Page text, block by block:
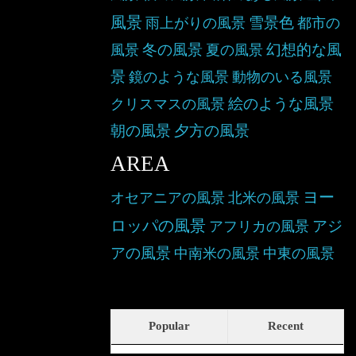
風景 雨上がりの風景 雪景色 都市の
風景 冬の風景 夏の風景 幻想的な風
景 鏡のような風景 動物のいる風景
クリスマスの風景 絵のような風景
朝の風景 夕方の風景
AREA
オセアニアの風景 北米の風景 ヨー
ロッパの風景 アフリカの風景 アジ
アの風景 中南米の風景 中東の風景
Popular Recent